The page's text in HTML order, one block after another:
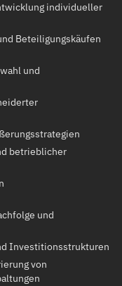
individueller
Beteiligungskäufen
und
betrieblicher
und
Investitionsstrukturen
von